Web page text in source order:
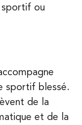
sportif ou
sportif blessé.
de la
et de la